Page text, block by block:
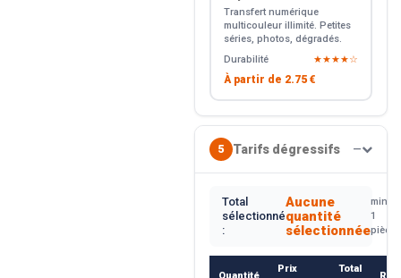
Transfert numérique
multicouleur illimité. Petites
séries, photos, dégradés.
Durabilité
★★★★☆
À partir de 2.75 €
5 Tarifs dégressifs —
Total
sélectionné
:
Aucune
quantité
sélectionnée
min.
1
pièce
Quantité
Prix
Total